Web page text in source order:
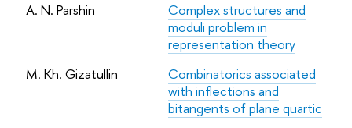
A. N. Parshin
Complex structures and
moduli problem in
representation theory
M. Kh. Gizatullin
Combinatorics associated
with inflections and
bitangents of plane quartic